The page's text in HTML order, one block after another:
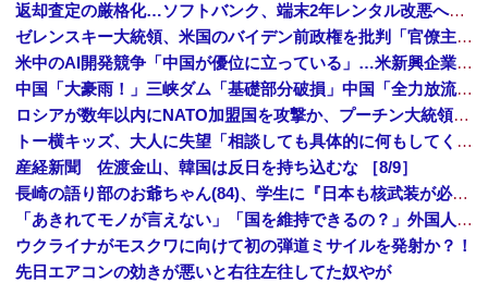
返却査定の厳格化…ソフトバンク、端末2年レンタル改悪へ“塗装はがれ”でも2.2万円負担…上限も倍額に 保証加入なら免除 [8/9]
ゼレンスキー大統領、米国のバイデン前政権を批判「官僚主義だった」
米中のAI開発競争「中国が優位に立っている」…米新興企業CEOが予測！
中国「大豪雨！」三峡ダム「基礎部分破損」中国「全力放流！」台風13号「中国上陸予測」台風15号「中国接近（画像」中国「台風同時上陸！（穀物生産が壊滅危機」→
ロシアが数年以内にNATO加盟国を攻撃か、プーチン大統領が追い詰められ…米情報機関分析！
トー横キッズ、大人に失望「相談しても具体的に何もしてくれなくて傷つく。福祉は自由が奪われる」
産経新聞 佐渡金山、韓国は反日を持ち込むな ［8/9］
長崎の語り部のお爺ちゃん(84)、学生に『日本も核武装が必要』と言われびっくり
「あきれてモノが言えない」「国を維持できるの？」外国人の永住許可要件の厳格化で在日中国人の本音は？
ウクライナがモスクワに向けて初の弾道ミサイルを発射か？！
先日エアコンの効きが悪いと右往左往してた奴やが